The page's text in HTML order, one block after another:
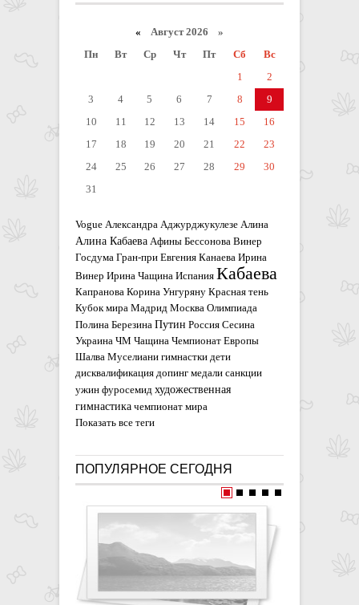
« Август 2026 »
Пн
Вт Ср Чт Пт Сб
Вс
1
2
3
4 5 6 7 8
9
10
11 12 13 14 15
16
17
18 19 20 21 22
23
24
25 26 27 28 29
30
31
Vogue Александра Аджурджукулезе Алина
Алина Кабаева Афины Бессонова Винер
Госдума Гран-при Евгения Канаева Ирина
Винер Ирина Чащина Испания Кабаева
Капранова Корина Унгуряну Красная тень
Кубок мира Мадрид Москва Олимпиада
Полина Березина Путин Россия Сесина
Украина ЧМ Чащина Чемпионат Европы
Шалва Муселиани гимнастки дети
дисквалификация допинг медали санкции
ужин фуросемид художественная
гимнастика чемпионат мира
Показать все теги
ПОПУЛЯРНОЕ СЕГОДНЯ